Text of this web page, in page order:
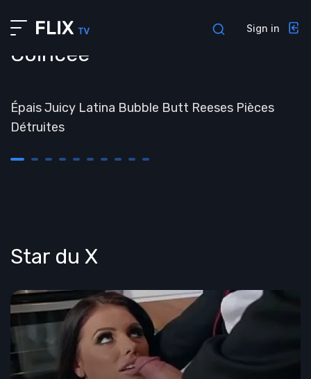
Profile
Contacts
Admin pages
Privacy policy
Sign in
Sign in
Coincée
##TEMPS
Épais Juicy Latina Bubble Butt Reeses Pièces
Détruites
Star du X